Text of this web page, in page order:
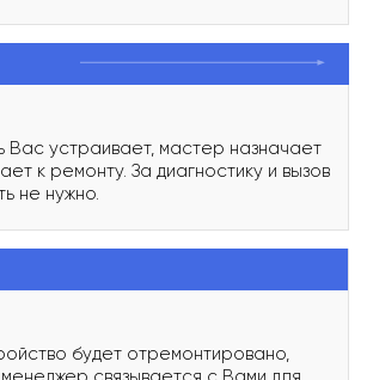
Вас устраивает, мастер назначает
к ремонту. За диагностику и вызов
не нужно.
будет отремонтировано,